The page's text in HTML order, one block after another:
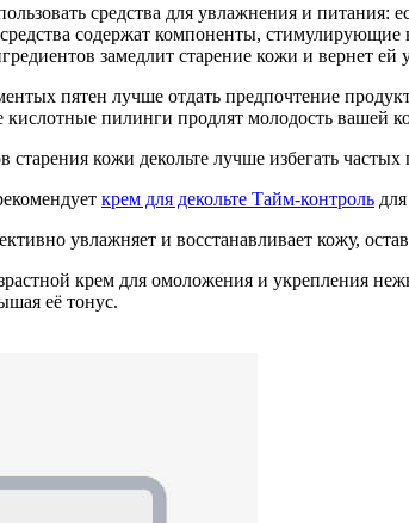
средства для увлажнения и питания:
содержат компоненты,
замедлит старение кожи и вернет ей
пятен лучше отдать предпочтение
пилинги продлят молодость вашей
старения кожи декольте лучше избегать
крем для декольте Тайм-контроль
увлажняет и восстанавливает кожу,
крем для омоложения и укрепления
её тонус.